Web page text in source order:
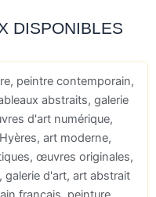
DISPONIBLES